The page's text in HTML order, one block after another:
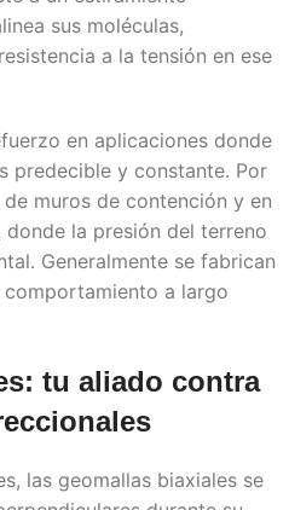
sus moléculas,
a la tensión en ese
en aplicaciones donde
predecible y constante. Por
muros de contención y en
la presión del terreno
Generalmente se fabrican
comportamiento a largo
tu aliado contra
las geomallas biaxiales se